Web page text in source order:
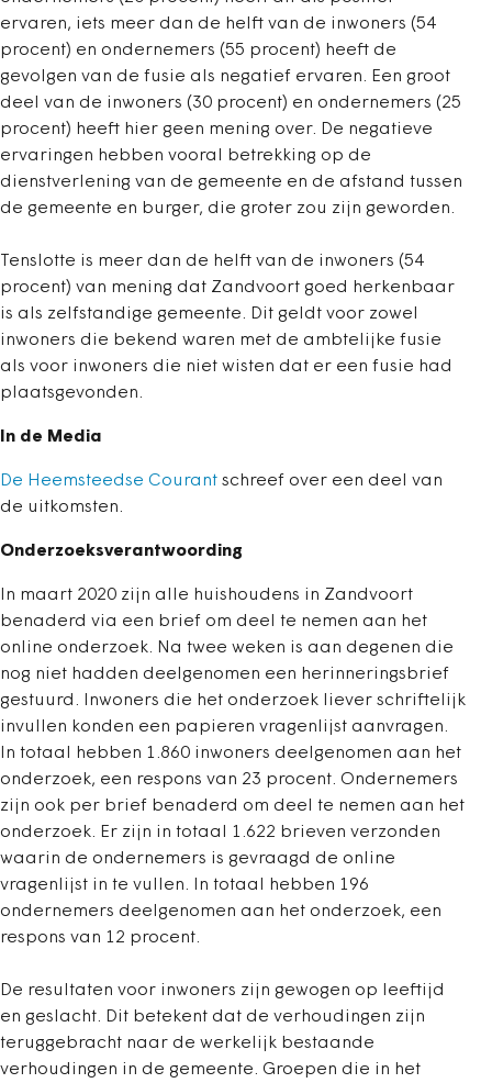
ervaren, iets meer dan de helft van de inwoners (54
procent) en ondernemers (55 procent) heeft de
gevolgen van de fusie als negatief ervaren. Een groot
deel van de inwoners (30 procent) en ondernemers (25
procent) heeft hier geen mening over. De negatieve
ervaringen hebben vooral betrekking op de
dienstverlening van de gemeente en de afstand tussen
de gemeente en burger, die groter zou zijn geworden.
Tenslotte is meer dan de helft van de inwoners (54
procent) van mening dat Zandvoort goed herkenbaar
is als zelfstandige gemeente. Dit geldt voor zowel
inwoners die bekend waren met de ambtelijke fusie
als voor inwoners die niet wisten dat er een fusie had
plaatsgevonden.
In de Media
De Heemsteedse Courant schreef over een deel van
de uitkomsten.
Onderzoeksverantwoording
In maart 2020 zijn alle huishoudens in Zandvoort
benaderd via een brief om deel te nemen aan het
online onderzoek. Na twee weken is aan degenen die
nog niet hadden deelgenomen een herinneringsbrief
gestuurd. Inwoners die het onderzoek liever schriftelijk
invullen konden een papieren vragenlijst aanvragen.
In totaal hebben 1.860 inwoners deelgenomen aan het
onderzoek, een respons van 23 procent. Ondernemers
zijn ook per brief benaderd om deel te nemen aan het
onderzoek. Er zijn in totaal 1.622 brieven verzonden
waarin de ondernemers is gevraagd de online
vragenlijst in te vullen. In totaal hebben 196
ondernemers deelgenomen aan het onderzoek, een
respons van 12 procent.
De resultaten voor inwoners zijn gewogen op leeftijd
en geslacht. Dit betekent dat de verhoudingen zijn
teruggebracht naar de werkelijk bestaande
verhoudingen in de gemeente. Groepen die in het